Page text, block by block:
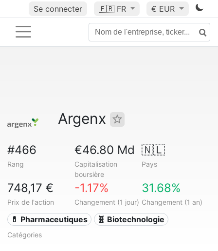
Se connecter 🇫🇷 FR € EUR
Argenx
#466
Rang
€46.80 Md
Capitalisation
boursière
🇳🇱
Pays
748,17 €
Prix de l'action
-1.17%
Changement (1 jour)
31.68%
Changement (1 an)
💊 Pharmaceutiques 🧬 Biotechnologie
Catégories